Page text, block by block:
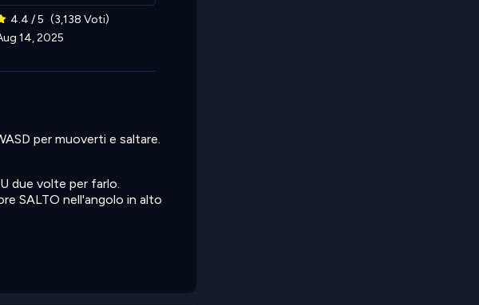
4.4 / 5 (3,138 Voti)
14, 2025
per muoverti e saltare.
due volte per farlo.
SALTO nell'angolo in alto